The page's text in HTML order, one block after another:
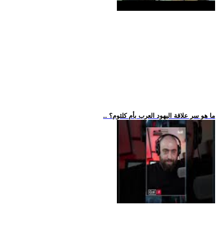
.. ما هو سر علاقة اليهود العرب بأم كلثوم؟